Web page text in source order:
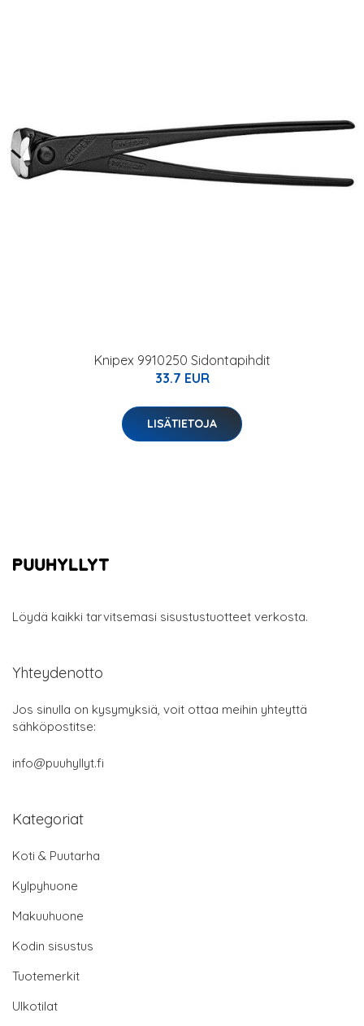
Knipex 9910250 Sidontapihdit
33.7 EUR
LISÄTIETOJA
Löydä kaikki tarvitsemasi sisustustuotteet verkosta.
Yhteydenotto
Jos sinulla on kysymyksiä, voit ottaa meihin yhteyttä
sähköpostitse:
info@puuhyllyt.fi
Kategoriat
Koti & Puutarha
Kylpyhuone
Makuuhuone
Kodin sisustus
Tuotemerkit
Ulkotilat